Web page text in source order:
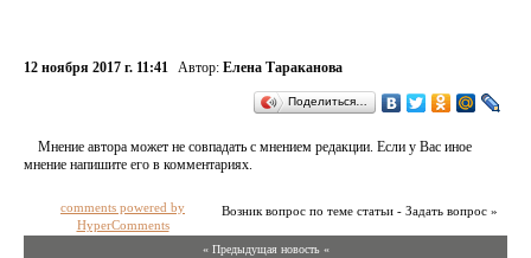
12 ноября 2017 г. 11:41 Автор: Елена Тараканова
Поделиться…
Мнение автора может не совпадать с мнением редакции. Если у Вас иное
мнение напишите его в комментариях.
Возник вопрос по теме статьи - Задать вопрос »
comments powered by
HyperComments
« Предыдущая новость «